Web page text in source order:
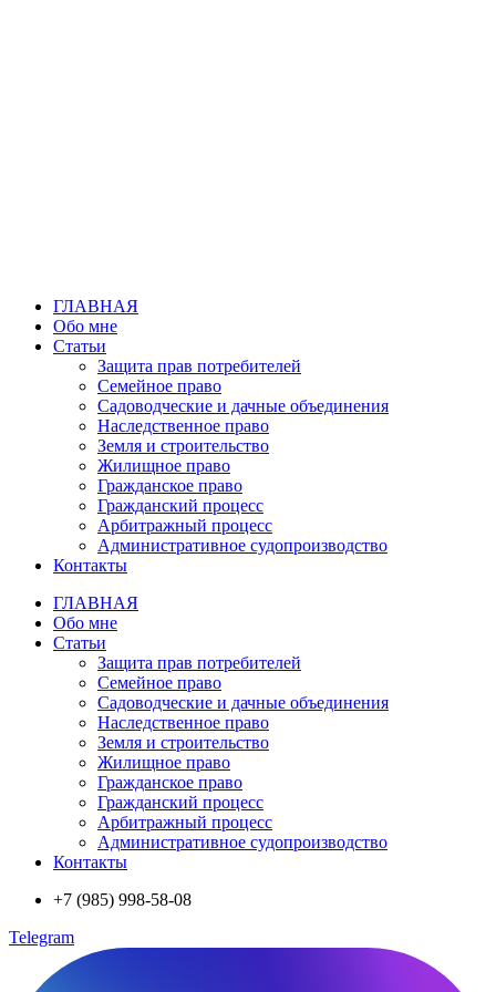
ГЛАВНАЯ
Обо мне
Статьи
Защита прав потребителей
Семейное право
Садоводческие и дачные объединения
Наследственное право
Земля и строительство
Жилищное право
Гражданское право
Гражданский процесс
Арбитражный процесс
Административное судопроизводство
Контакты
ГЛАВНАЯ
Обо мне
Статьи
Защита прав потребителей
Семейное право
Садоводческие и дачные объединения
Наследственное право
Земля и строительство
Жилищное право
Гражданское право
Гражданский процесс
Арбитражный процесс
Административное судопроизводство
Контакты
+7 (985) 998-58-08
Telegram